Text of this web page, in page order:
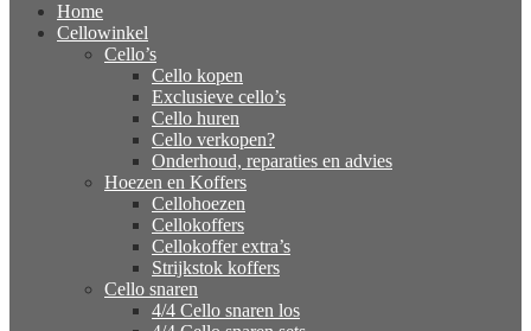
Home
Cellowinkel
Cello’s
Cello kopen
Exclusieve cello’s
Cello huren
Cello verkopen?
Onderhoud, reparaties en advies
Hoezen en Koffers
Cellohoezen
Cellokoffers
Cellokoffer extra’s
Strijkstok koffers
Cello snaren
4/4 Cello snaren los